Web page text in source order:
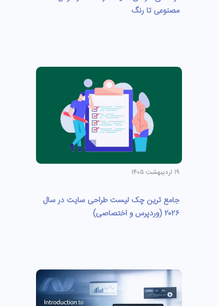
مصنوعی تا رنگ
۱۹ اردیبهشت ۱۴۰۵
جامع ترین چک لیست طراحی سایت در سال
۲۰۲۶ (وردپرس و اختصاصی)